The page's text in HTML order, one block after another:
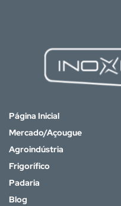
Página Inicial
Mercado/Açougue
Agroindústria
Frigorífico
Padaria
Blog